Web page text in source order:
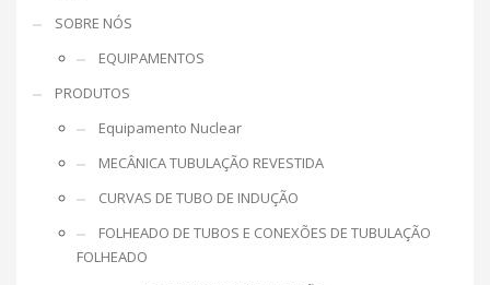
SOBRE NÓS
EQUIPAMENTOS
PRODUTOS
Equipamento Nuclear
MECÂNICA TUBULAÇÃO REVESTIDA
CURVAS DE TUBO DE INDUÇÃO
FOLHEADO DE TUBOS E CONEXÕES DE TUBULAÇÃO
FOLHEADO